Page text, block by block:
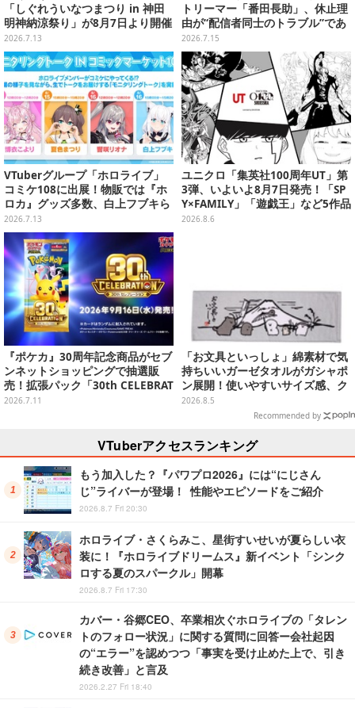
「しぐれういなつまつり in 神田
明神納涼祭り」が8月7日より開催
決定
2026.7.13
トリーマー「番田長助」、休止理
由が“配信者同士のトラブル”であ
ったと明かす―「原因は自身の未
熟さと慢心」
2026.7.15
VTuberグループ「ホロライブ」
コミケ108に出展！物販では『ホ
ロカ』グッズ多数、白上フブキら
4人のモニタリングトークもお届
け
2026.7.13
ユニクロ「集英社100周年UT」第
3弾、いよいよ8月7日発売！「SP
Y×FAMILY」「遊戯王」など5作品
をデザイン
2026.8.6
『ポケカ』30周年記念商品がセブ
ンネットショッピングで抽選販
売！拡張パック「30th CELEBRAT
ION」と「エーフィ・ブラッキー
2026.7.11
「お文具といっしょ」綿素材で気
持ちいいガーゼタオルがガシャポ
ン展開！使いやすいサイズ感、ク
ールな和柄や可愛らしいお寿司な
2026.8.5
Recommended by
VTuberアクセスランキング
もう加入した？『パワプロ2026』には“にじさん
じ”ライバーが登場！ 性能やエピソードをご紹介
2026.8.7 Fri 20:30
ホロライブ・さくらみこ、星街すいせいが夏らしい衣
装に！『ホロライブドリームス』新イベント「シンク
ロする夏のスパークル」開幕
2026.8.7 Fri 17:30
カバー・谷郷CEO、卒業相次ぐホロライブの「タレン
トのフォロー状況」に関する質問に回答ー会社起因
の“エラー”を認めつつ「事実を受け止めた上で、引き
続き改善」と言及
2026.2.27 Fri 18:40